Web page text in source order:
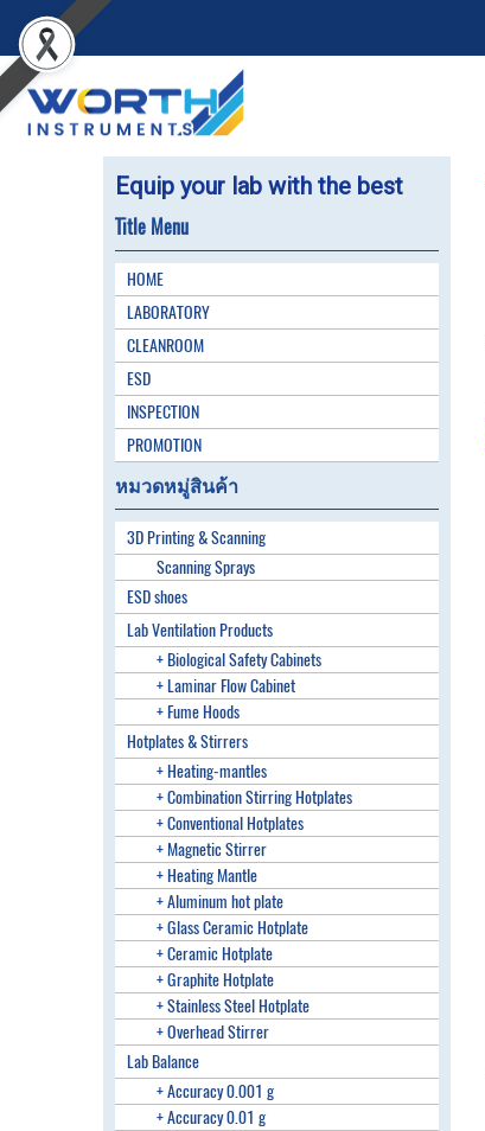
Equip your lab with the best
Title Menu
HOME
LABORATORY
CLEANROOM
ESD
INSPECTION
PROMOTION
หมวดหมู่สินค้า
3D Printing & Scanning
Scanning Sprays
ESD shoes
Lab Ventilation Products
+ Biological Safety Cabinets
+ Laminar Flow Cabinet
+ Fume Hoods
Hotplates & Stirrers
+ Heating-mantles
+ Combination Stirring Hotplates
+ Conventional Hotplates
+ Magnetic Stirrer
+ Heating Mantle
+ Aluminum hot plate
+ Glass Ceramic Hotplate
+ Ceramic Hotplate
+ Graphite Hotplate
+ Stainless Steel Hotplate
+ Overhead Stirrer
Lab Balance
+ Accuracy 0.001 g
+ Accuracy 0.01 g